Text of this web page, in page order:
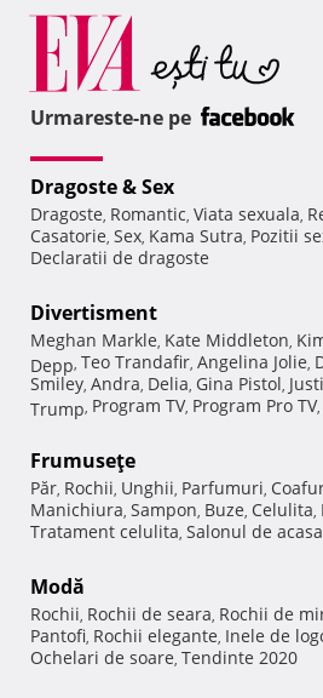
Urmareste-ne pe
Dragoste & Sex
Dragoste, Romantic, Viata sexuala,
Casatorie, Sex, Kama Sutra, Pozitii
Declaratii de dragoste
Divertisment
Meghan Markle, Kate Middleton,
Depp, Teo Trandafir, Angelina Jolie,
Smiley, Andra, Delia, Gina Pistol,
Trump, Program TV, Program Pro TV,
Frumuseţe
Păr, Rochii, Unghii, Parfumuri,
Manichiura, Sampon, Buze, Celulita,
Tratament celulita, Salonul de acasa
Modă
Rochii, Rochii de seara, Rochii de
Pantofi, Rochii elegante, Inele de
Ochelari de soare, Tendinte 2020